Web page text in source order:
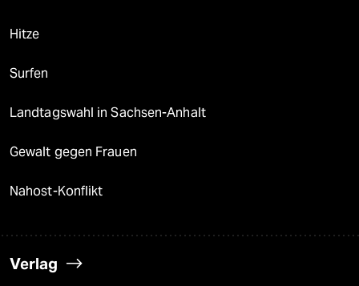
Hitze
Surfen
Landtagswahl in Sachsen-Anhalt
Gewalt gegen Frauen
Nahost-Konflikt
Verlag